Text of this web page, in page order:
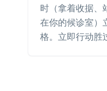
时（拿着收据、
在你的候诊室）
格。立即行动胜